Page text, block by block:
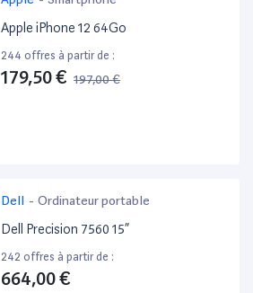
Apple iPhone 12 64Go
244 offres à partir de :
179,50 € 197,00 €
Dell - Ordinateur portable
Dell Precision 7560 15”
242 offres à partir de :
664,00 €